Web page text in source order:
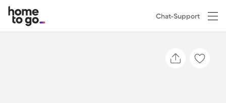
Chat-Support